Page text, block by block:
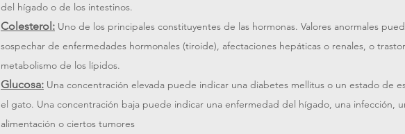
del hígado o de los intestinos.
Colesterol: Uno de los principales constituyentes de las hormonas. Valores anormales
sospechar de enfermedades hormonales (tiroide), afectaciones hepáticas o renales, o
metabolismo de los lípidos.
Glucosa: Una concentración elevada puede indicar una diabetes mellitus o un estado de
el gato. Una concentración baja puede indicar una enfermedad del hígado, una infección,
alimentación o ciertos tumores